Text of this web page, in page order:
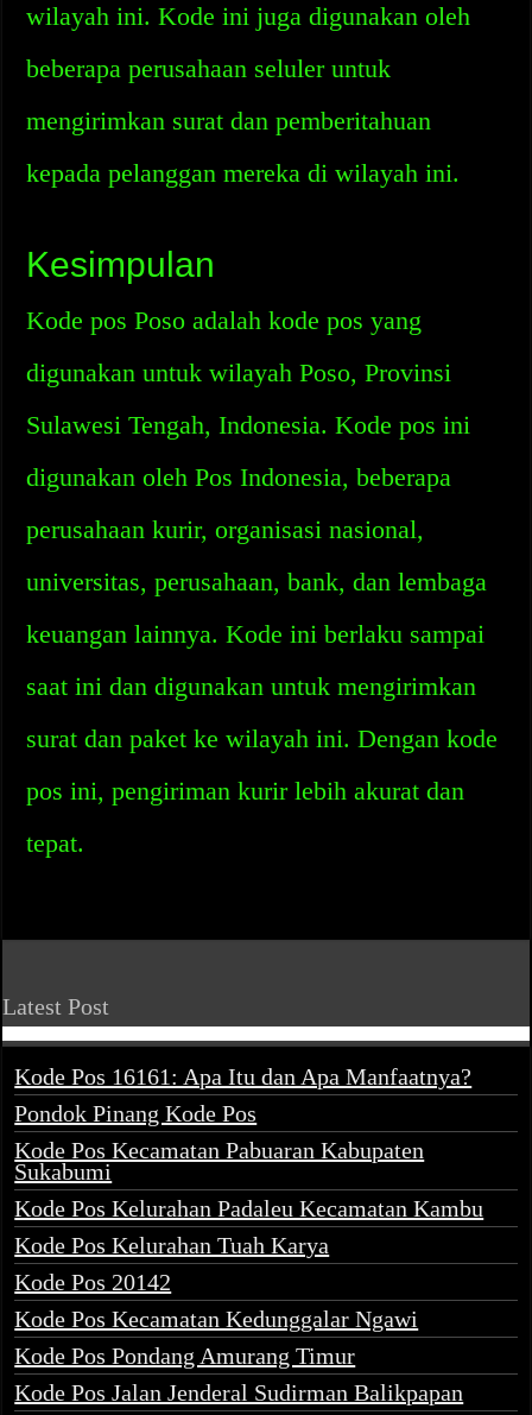
wilayah ini. Kode ini juga digunakan oleh
beberapa perusahaan seluler untuk
mengirimkan surat dan pemberitahuan
kepada pelanggan mereka di wilayah ini.
Kesimpulan
Kode pos Poso adalah kode pos yang
digunakan untuk wilayah Poso, Provinsi
Sulawesi Tengah, Indonesia. Kode pos ini
digunakan oleh Pos Indonesia, beberapa
perusahaan kurir, organisasi nasional,
universitas, perusahaan, bank, dan lembaga
keuangan lainnya. Kode ini berlaku sampai
saat ini dan digunakan untuk mengirimkan
surat dan paket ke wilayah ini. Dengan kode
pos ini, pengiriman kurir lebih akurat dan
tepat.
Latest Post
Kode Pos 16161: Apa Itu dan Apa Manfaatnya?
Pondok Pinang Kode Pos
Kode Pos Kecamatan Pabuaran Kabupaten
Sukabumi
Kode Pos Kelurahan Padaleu Kecamatan Kambu
Kode Pos Kelurahan Tuah Karya
Kode Pos 20142
Kode Pos Kecamatan Kedunggalar Ngawi
Kode Pos Pondang Amurang Timur
Kode Pos Jalan Jenderal Sudirman Balikpapan